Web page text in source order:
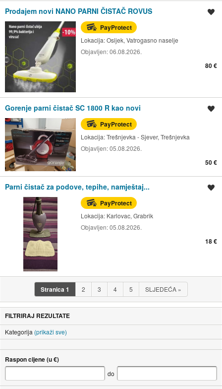
Prodajem novi NANO PARNI ČISTAČ ROVUS
PayProtect
Lokacija:Osijek, Vatrogasno naselje
Objavljen:06.08.2026.
80 €
Gorenje parni čistač SC 1800 R kao novi
PayProtect
Lokacija:Trešnjevka - Sjever, Trešnjevka
Objavljen:05.08.2026.
50 €
Parni čistač za podove, tepihe, namještaj...
PayProtect
Lokacija: Karlovac, Grabrik
Objavljen:05.08.2026.
18 €
Stranica 1 2 3 4 5 SLJEDEĆA »
FILTRIRAJ REZULTATE
Kategorija (prikaži sve)
Raspon cijene (u €)
do